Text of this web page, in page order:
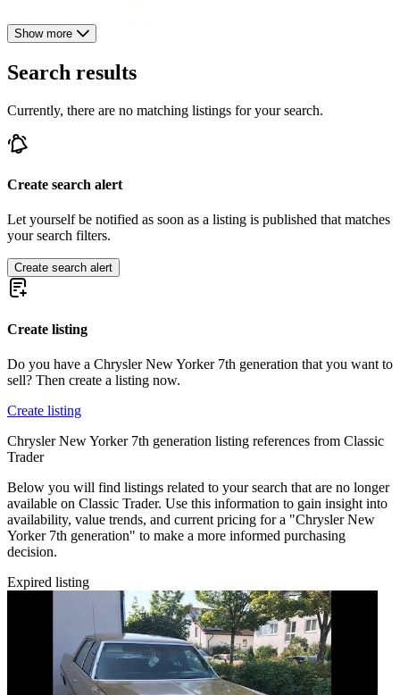
Chrysler models
Chrysler 300
Chrysler B-70
Chrysler Le Baron
Chrysler Special
Chrysler Windsor
Show more
Search results
Currently, there are no matching listings for your search.
Create search alert
Let yourself be notified as soon as a listing is published that matches
your search filters.
Create search alert
Create listing
Do you have a Chrysler New Yorker 7th generation that you want to
sell? Then create a listing now.
Create listing
Chrysler New Yorker 7th generation listing references from Classic
Trader
Below you will find listings related to your search that are no longer
available on Classic Trader. Use this information to gain insight into
availability, value trends, and current pricing for a "Chrysler New
Yorker 7th generation" to make a more informed purchasing
decision.
Expired listing